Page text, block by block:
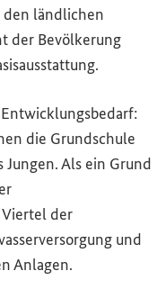
ländlichen
der Bevölkerung
die Grundschule
Als ein Grund
der
und
Anlagen.